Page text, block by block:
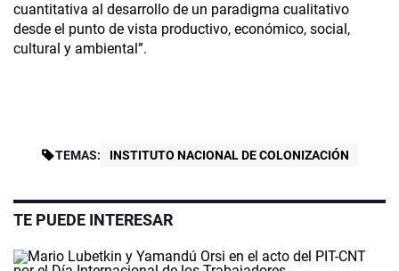
cuantitativa al desarrollo de un paradigma cualitativo
desde el punto de vista productivo, económico, social,
cultural y ambiental”.
TEMAS: INSTITUTO NACIONAL DE COLONIZACIÓN
TE PUEDE INTERESAR